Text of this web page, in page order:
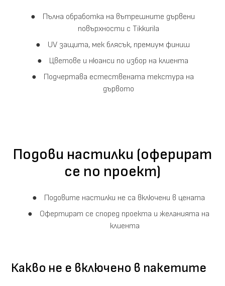
Пълна обработка на вътрешните дървени
повърхности с Tikkurila
UV защита, мек блясък, премиум финиш
Цветове и нюанси по избор на клиента
Подчертава естествената текстура на
дървото
Подови настилки (оферират
се по проект)
Подовите настилки не са включени в цената
Офертират се според проекта и желанията на
клиента
Какво не е включено в пакетите